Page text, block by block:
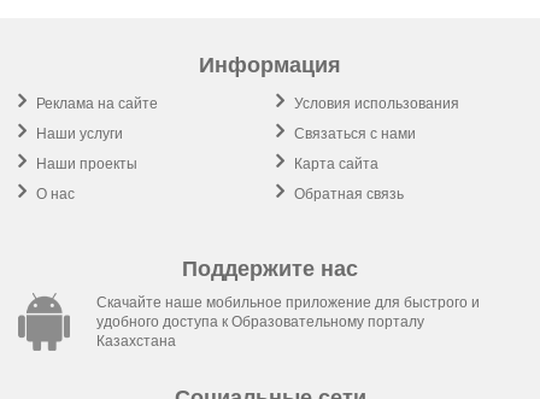
Информация
Реклама на сайте
Наши услуги
Наши проекты
О нас
Условия использования
Связаться с нами
Карта сайта
Обратная связь
Поддержите нас
Скачайте наше мобильное приложение для быстрого и
удобного доступа к Образовательному порталу
Казахстана